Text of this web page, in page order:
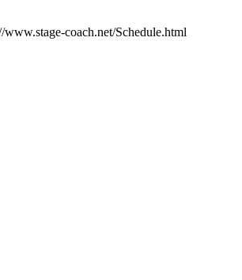
coach.net/Schedule.html